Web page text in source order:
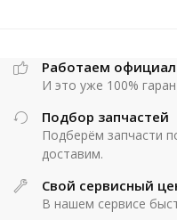
Работаем
И это уже 100%
Подбор запчастей
Подберём запчасти
доставим.
Свой сервисный
В нашем сервисе